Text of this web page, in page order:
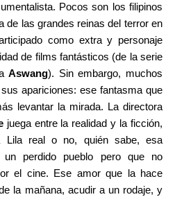
Pocos son los filipinos
de las grandes reinas del terror en
como extra y personaje
de films fantásticos (de la serie
Aswang). Sin embargo, muchos
apariciones: ese fantasma que
levantar la mirada. La directora
juega entre la realidad y la ficción,
Lila real o no, quién sabe, esa
perdido pueblo pero que no
el cine. Ese amor que la hace
la mañana, acudir a un rodaje, y